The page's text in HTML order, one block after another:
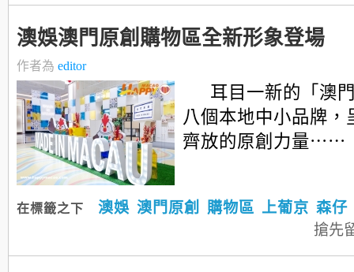
澳娛澳門原創購物區全新形象登場
作者為 editor
耳目一新的「澳
八個本地中小品牌，
齊放的原創力量⋯⋯
在標籤之下 澳娛 澳門原創 購物區 上葡京 森仔
搶先